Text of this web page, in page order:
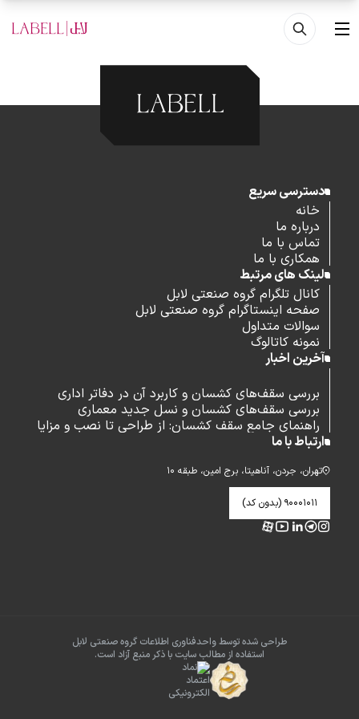
رفتن به محتوای اصلی
منو
دسترسی سریع
خانه
درباره ما
تماس با ما
همکاری با ما
لینک های مرتبط
کانال تلگرام گروه صنعتی لابل
صفحه اینستاگرام گروه صنعتی لابل
سوالات متداول
نمونه کاتالوگ
آخرین اخبار
بررسی سقف‌های کشسان و کاربرد آن در دفاتر اداری
بررسی سقف‌های کشسان و نسل جدید معماری
راهنمای جامع سقف کشسان: از طراحی تا نصب و مزایا
ارتباط با ما
تهران، جردن، آناهیتا، برج امین، طبقه ۱۰
۹۰۰۰۱۰۱۱ (بدون کد)
طراحی شده توسط واحدفناوری اطلاعات گروه صنعتی لابل
استفاده از مطالب سایت با ذکر منبع آزاد است.